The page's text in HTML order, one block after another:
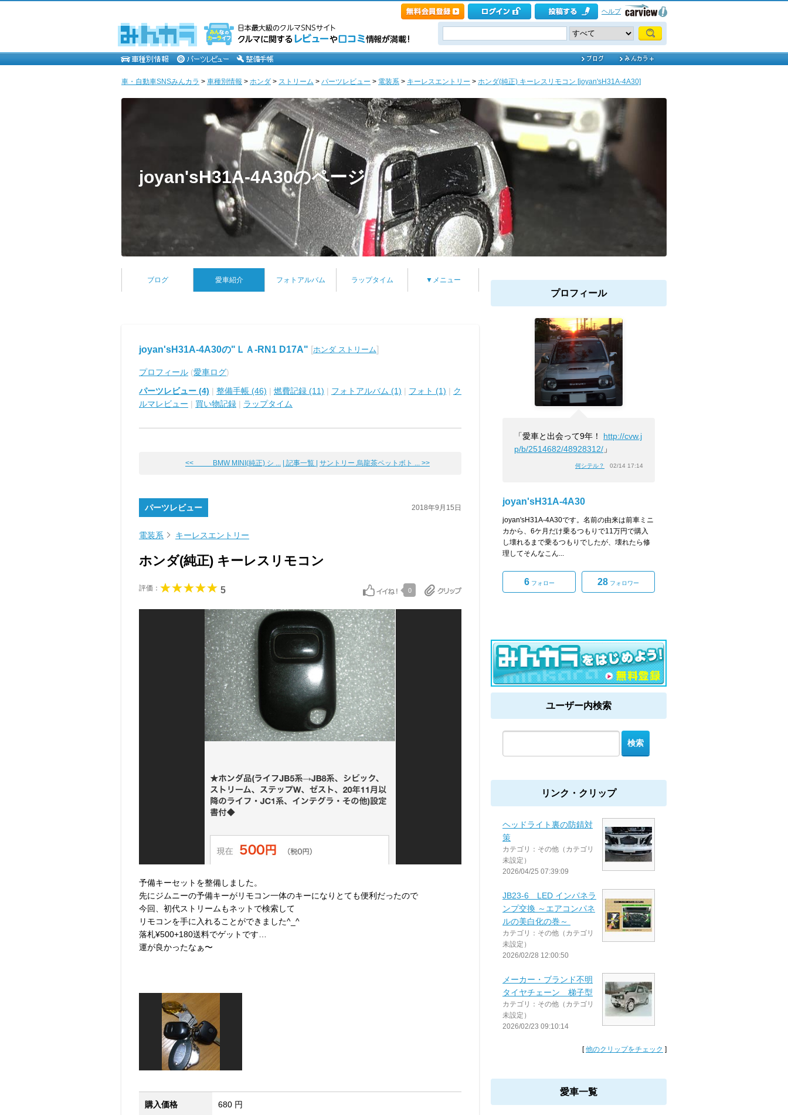
ヘルプ
車・自動車SNSみんカラ > 車種別情報 > ホンダ > ストリーム > パーツレビュー > 電装系 > キーレスエントリー > ホンダ(純正) キーレスリモコン [joyan'sH31A-4A30]
joyan'sH31A-4A30のページ
ブログ 愛車紹介 フォトアルバム ラップタイム ▼メニュー
joyan'sH31A-4A30の"ＬＡ-RN1 D17A" [ホンダ ストリーム]
プロフィール (愛車ログ)
パーツレビュー (4) | 整備手帳 (46) | 燃費記録 (11) | フォトアルバム (1) | フォト (1) | ク
ルマレビュー | 買い物記録 | ラップタイム
<< BMW MINI(純正) シ ... | 記事一覧 | サントリー 烏龍茶ペットボト ... >>
パーツレビュー 2018年9月15日
電装系 キーレスエントリー
ホンダ(純正) キーレスリモコン
評価： 5 0
予備キーセットを整備しました。
先にジムニーの予備キーがリモコン一体のキーになりとても便利だったので
今回、初代ストリームもネットで検索して
リモコンを手に入れることができました^_^
落札¥500+180送料でゲットです…
運が良かったなぁ〜
購入価格 680 円
プロフィール
「愛車と出会って9年！ http://cvw.j
p/b/2514682/48928312/ 」
何シテル？ 02/14 17:14
joyan'sH31A-4A30
joyan'sH31A-4A30です。名前の由来は前車ミニ
カから、6ケ月だけ乗るつもりで11万円で購入
し壊れるまで乗るつもりでしたが、壊れたら修
理してそんなこん...
6フォロー 28 フォロワー
ユーザー内検索
リンク・クリップ
ヘッドライト裏の防錆対
策
カテゴリ：その他（カテゴリ
未設定）
2026/04/25 07:39:09
JB23-6 LED インパネラ
ンプ交換 ～エアコンパネ
ルの美白化の巻～
カテゴリ：その他（カテゴリ
未設定）
2026/02/28 12:00:50
メーカー・ブランド不明
タイヤチェーン 梯子型
カテゴリ：その他（カテゴリ
未設定）
2026/02/23 09:10:14
[他のクリップをチェック ]
愛車一覧